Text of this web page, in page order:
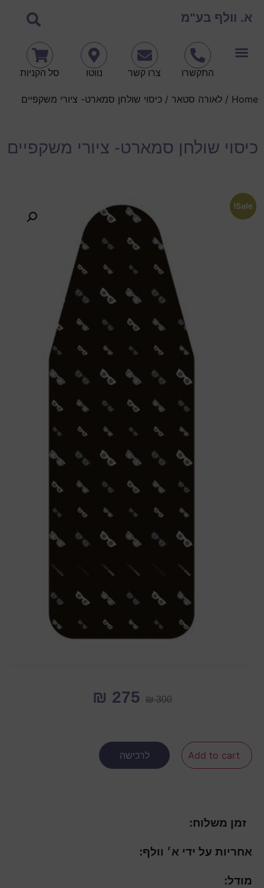
א. וולף בע"מ
התקשרו צרו קשר נווטו סל הקניות
Home
/ לאורה סטאר / כיסוי שולחן סמארט- ציורי משקפיים
כיסוי שולחן סמארט- ציורי משקפיים
זמן משלוח:
אחריות על ידי א׳ וולף:
מודל:
Sale!
₪300
₪ 275
Add to cart לרכישה